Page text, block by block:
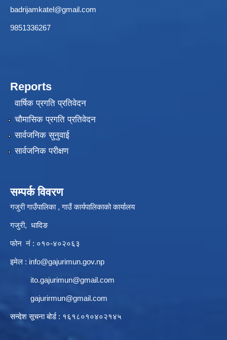
badrijamkatel@gmail.com
9851336267
Reports
वार्षिक प्रगति प्रतिवेदन
चौमासिक प्रगति प्रतिवेदन
सार्वजनिक सुनुवाई
सार्वजनिक परीक्षण
सम्पर्क विवरण
गजुरी गाउँपालिका , गाउँ कार्यपालिकाको कार्यालय
गजुरी, धादिङ
फोन नं : ०१०-४०२०६३
इमेल : info@gajurimun.gov.np
ito.gajurimun@gmail.com
gajurirmun@gmail.com
सन्देश सूचना बोर्ड : १६१८०१०४०२१४५